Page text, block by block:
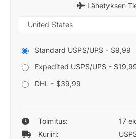
Lähetyksen
Standard USPS/UPS - $9,99
Expedited USPS/UPS -
DHL - $39,99
Toimitus:
17
Kuriiri: